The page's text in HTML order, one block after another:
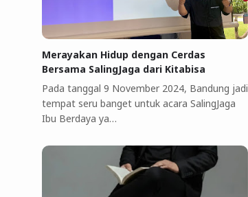
Merayakan Hidup dengan Cerdas
Bersama SalingJaga dari Kitabisa
Pada tanggal 9 November 2024, Bandung jadi
tempat seru banget untuk acara SalingJaga
Ibu Berdaya ya…